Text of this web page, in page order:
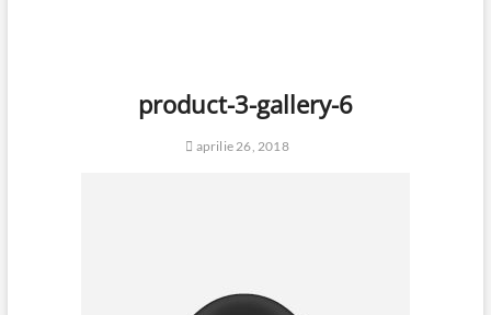
product-3-gallery-6
aprilie 26, 2018